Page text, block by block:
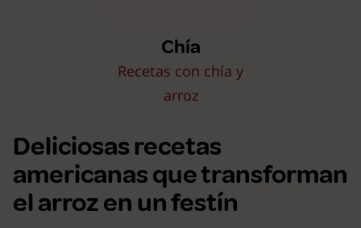
Chía
Recetas con chía y
arroz
Deliciosas recetas
americanas que transforman
el arroz en un festín